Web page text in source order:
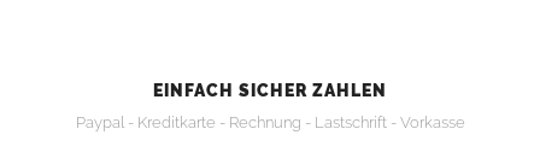
EINFACH SICHER ZAHLEN
Paypal - Kreditkarte - Rechnung - Lastschrift - Vorkasse